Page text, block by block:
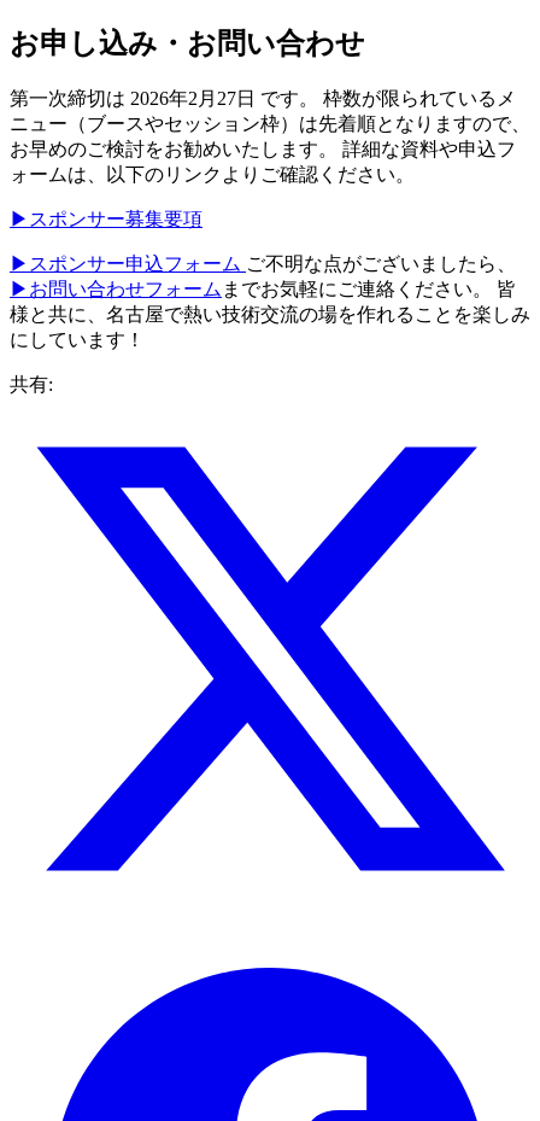
お申し込み・お問い合わせ
第一次締切は 2026年2月27日 です。 枠数が限られているメ
ニュー（ブースやセッション枠）は先着順となりますので、
お早めのご検討をお勧めいたします。 詳細な資料や申込フ
ォームは、以下のリンクよりご確認ください。
▶スポンサー募集要項
▶スポンサー申込フォーム ご不明な点がございましたら、
▶お問い合わせフォーム までお気軽にご連絡ください。 皆
様と共に、名古屋で熱い技術交流の場を作れることを楽しみ
にしています！
共有: